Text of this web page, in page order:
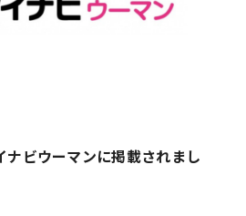
ナビウーマンに掲載されまし